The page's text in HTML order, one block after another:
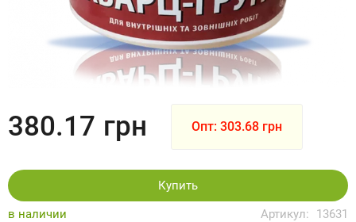
в наличии Артикул:
13631
380.17 грн Опт: 303.68 грн
Купить